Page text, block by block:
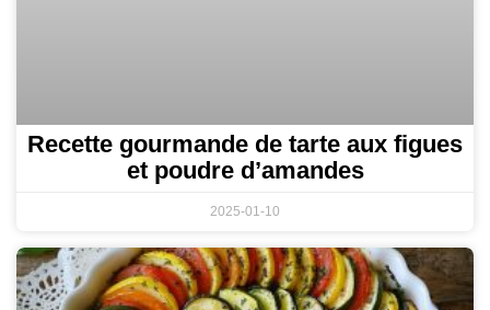
Recette gourmande de tarte aux figues
et poudre d’amandes
2025-01-10